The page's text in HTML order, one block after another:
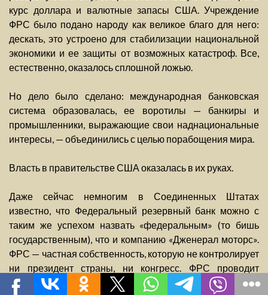
курс доллара и валютные запасы США. Учреждение
ФРС было подано народу как великое благо для него:
дескать, это устроено для стабилизации национальной
экономики и ее защиты от возможных катастроф. Все,
естественно, оказалось сплошной ложью.
Но дело было сделано: международная банковская
система образовалась, ее воротилы — банкиры и
промышленники, выражающие свои наднациональные
интересы, — объединились с целью порабощения мира.
Власть в правительстве США оказалась в их руках.
Даже сейчас немногим в Соединенных Штатах
известно, что Федеральный резервный банк можно с
таким же успехом назвать «федеральным» (то бишь
государственным), что и компанию «Дженерал моторс».
ФРС — частная собственность, которую не контролирует
ни президент страны, ни конгресс. ФРС проводит
собственную, никому не подотчетную политику.